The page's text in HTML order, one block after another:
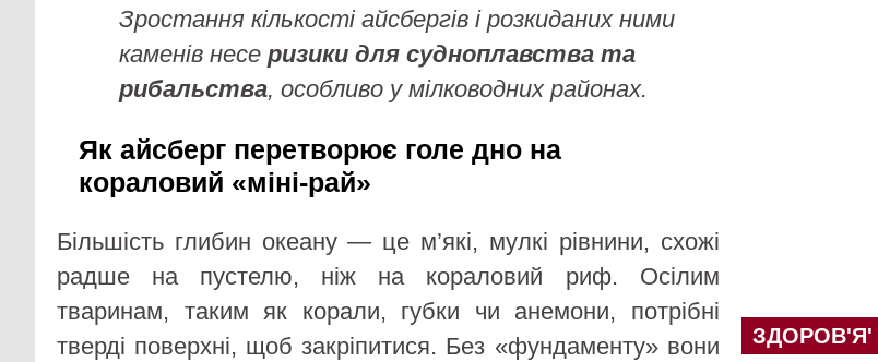
Зростання кількості айсбергів і розкиданих ними
каменів несеризики для судноплавства та
рибальства, особливо у мілководних районах.
Як айсберг перетворює голе дно на
кораловий «міні-рай»
Більшість глибин океану — це м’які, мулкі рівнини, схожі
радше на пустелю, ніж на кораловий риф. Осілим
тваринам, таким як корали, губки чи анемони, потрібні
тверді поверхні, щоб закріпитися. Без «фундаменту» вони
ЗДОРОВ'Я'